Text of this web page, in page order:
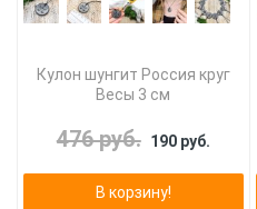
Кулон шунгит Россия круг
Весы 3 см
476 руб. 190 руб.
В корзину!